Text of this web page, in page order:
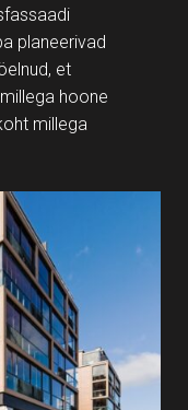
planeerivad
et
hoone
millega